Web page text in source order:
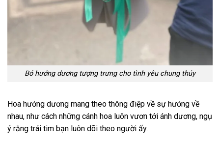
Bó hướng dương tượng trưng cho tình yêu chung thủy
Hoa hướng dương mang theo thông điệp về sự hướng về
nhau, như cách những cánh hoa luôn vươn tới ánh dương, ngụ
ý rằng trái tim bạn luôn dõi theo người ấy.